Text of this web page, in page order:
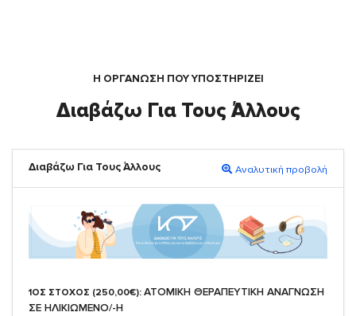
Η ΟΡΓΆΝΩΣΗ ΠΟΥ ΥΠΟΣΤΗΡΙΖΕΙ
Διαβάζω Για Τους Άλλους
Διαβάζω Για Τους Άλλους Αναλυτική προβολή
1ΟΣ ΣΤΟΧΟΣ (250,00€): ΑΤΟΜΙΚΗ ΘΕΡΑΠΕΥΤΙΚΗ ΑΝΑΓΝΩΣΗ
ΣΕ ΗΛΙΚΙΩΜΕΝΟ/-Η